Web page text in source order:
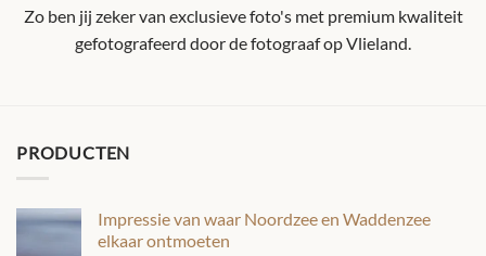
Zo ben jij zeker van exclusieve foto's met premium kwaliteit
gefotografeerd door de fotograaf op Vlieland.
PRODUCTEN
Impressie van waar Noordzee en Waddenzee
elkaar ontmoeten